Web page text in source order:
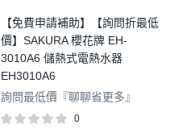
【免費申請補助】【詢問折最低
價】SAKURA 櫻花牌 EH-
3010A6 儲熱式電熱水器
EH3010A6
詢問最低價『聊聊省更多』
0